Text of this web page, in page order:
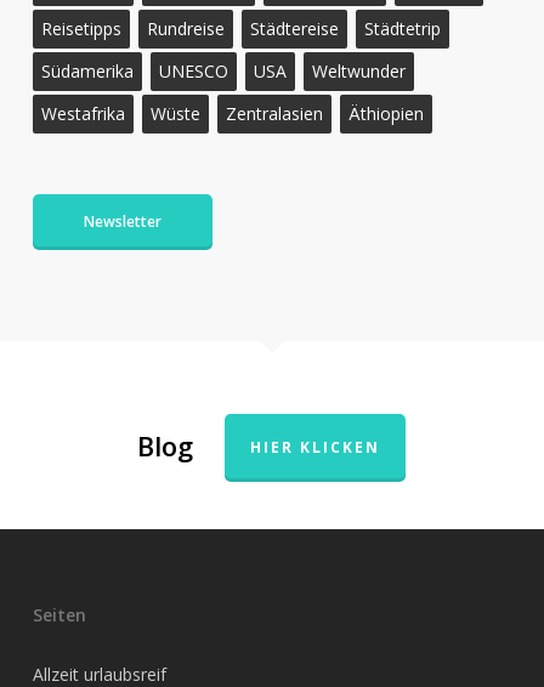
Reisetipps
Rundreise Städtereise
Städtetrip
Südamerika
UNESCO USA
Weltwunder
Westafrika
Wüste Zentralasien Äthiopien
Newsletter
Blog HIER KLICKEN
Seiten
Allzeit urlaubsreif